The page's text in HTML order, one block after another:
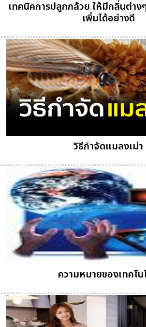
เทคนิคการปลูกกล้วย ให้มีกลิ่นต่าง
เพิ่มได้อย่างดี
วิธีกำจัดแมลงเม่า
ความหมายของเทคโน